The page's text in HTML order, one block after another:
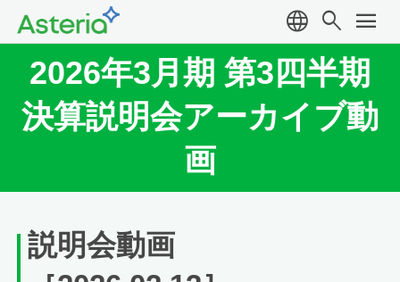
language search menu
2026年3月期 第3四半期
決算説明会アーカイブ動
画
説明会動画